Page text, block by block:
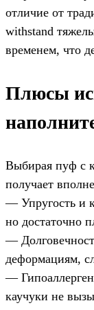
отличие от
withstand
временем, что
Плюсы
Выбирая пуф с
получает
— Упругость и
но достаточно
—
деформациям,
—
каучуки не